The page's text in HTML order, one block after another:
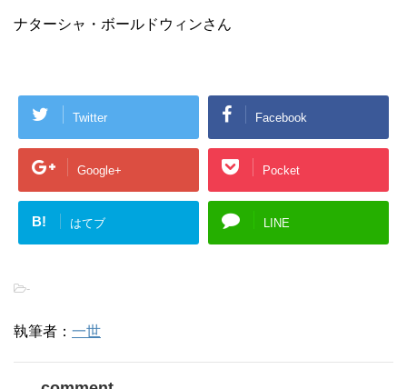
ナターシャ・ボールドウィンさん
Twitter Facebook
Google+ Pocket
B! はてブ LINE
-
執筆者： 一世